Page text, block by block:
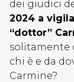
dei giudici
2024 a
“dottor”
solitamente
chi è e da
Carmine?